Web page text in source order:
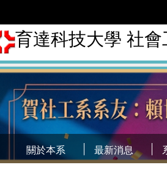
育達科技大學 社會
關於本系 最新消息